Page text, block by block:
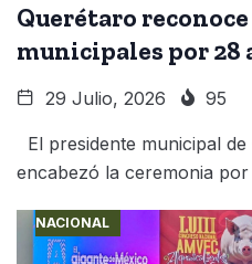
Querétaro
municipales por 28
29 Julio, 2026 95
El presidente municipal
encabezó la ceremonia por
NACIONAL